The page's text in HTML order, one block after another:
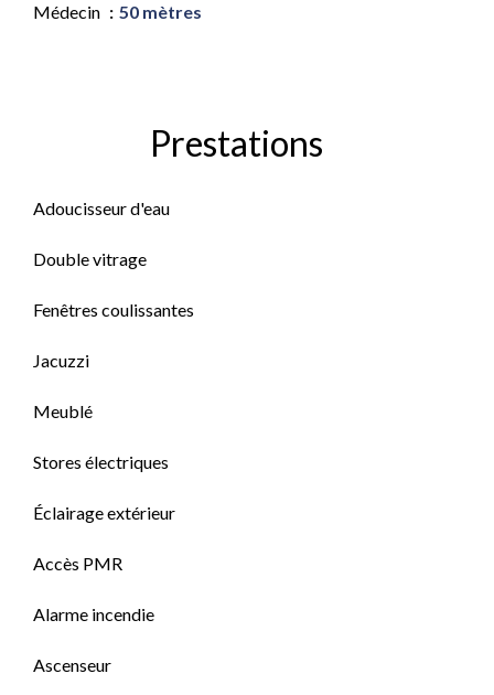
Médecin 50 mètres
Prestations
Adoucisseur d'eau
Double vitrage
Fenêtres coulissantes
Jacuzzi
Meublé
Stores électriques
Éclairage extérieur
Accès PMR
Alarme incendie
Ascenseur